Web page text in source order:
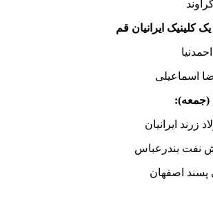
کلینیک ایرانیان قم
اسماعیلی
(جمعه):
زرند ایرانیان
نفت بندرعباس
اصفهان